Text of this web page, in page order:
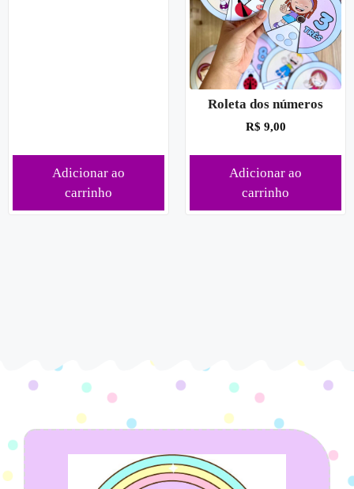
Adicionar ao
carrinho
Roleta dos números
R$ 9,00
Adicionar ao
carrinho